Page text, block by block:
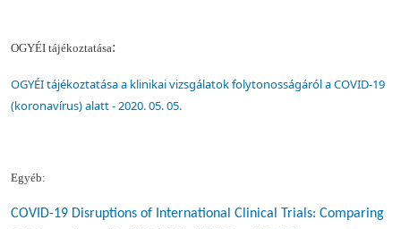
OGYÉI tájékoztatása:
OGYÉI tájékoztatása a klinikai vizsgálatok folytonosságáról a COVID-19
(koronavírus) alatt - 2020. 05. 05.
Egyéb:
COVID-19 Disruptions of International Clinical Trials: Comparing